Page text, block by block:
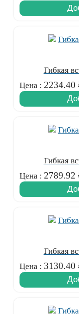
Гибкая
Цена : 2234.40
Гибкая
Цена : 2789.92
Гибкая
Цена : 3130.40